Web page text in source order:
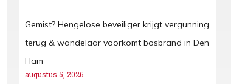
Gemist? Hengelose beveiliger krijgt vergunning
terug & wandelaar voorkomt bosbrand in Den
Ham
augustus 5, 2026